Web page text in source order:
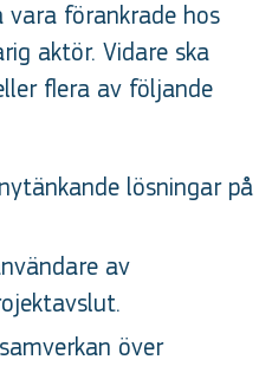
vara förankrade hos
aktör. Vidare ska
flera av följande
lösningar på
av
över